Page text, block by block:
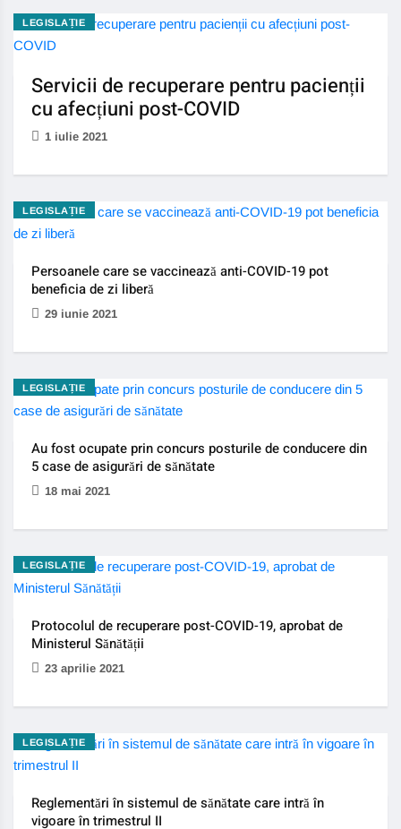
LEGISLAȚIE
Servicii de recuperare pentru pacienții
cu afecțiuni post-COVID
1 iulie 2021
LEGISLAȚIE
Persoanele care se vaccinează anti-COVID-19 pot
beneficia de zi liberă
29 iunie 2021
LEGISLAȚIE
Au fost ocupate prin concurs posturile de conducere din
5 case de asigurări de sănătate
18 mai 2021
LEGISLAȚIE
Protocolul de recuperare post-COVID-19, aprobat de
Ministerul Sănătății
23 aprilie 2021
LEGISLAȚIE
Reglementări în sistemul de sănătate care intră în
vigoare în trimestrul II